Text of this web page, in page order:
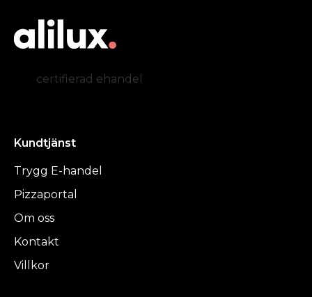
certifierad ehandel
Kundtjänst
Trygg E-handel
Pizzaportal
Om oss
Kontakt
Villkor